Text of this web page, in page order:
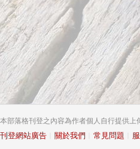
本部落格刊登之內容為作者個人自行提供上
刊登網站廣告 關於我們 常見問題